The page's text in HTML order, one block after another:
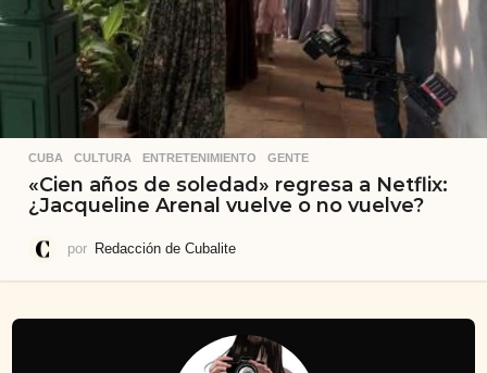
CUBA ,CULTURA ,ENTRETENIMIENTO ,GENTE
«Cien años de soledad» regresa a Netflix:
¿Jacqueline Arenal vuelve o no vuelve?
por Redacción de Cubalite